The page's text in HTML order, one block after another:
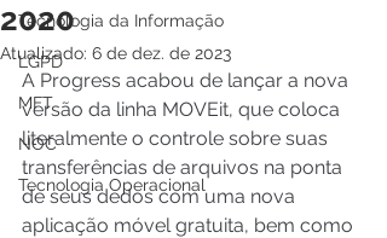
Tecnologia da Informação
LGPD
MFT
NOC
Tecnologia Operacional
2020
Atualizado: 6 de dez. de 2023
A Progress acabou de lançar a nova
versão da linha MOVEit, que coloca
literalmente o controle sobre suas
transferências de arquivos na ponta
de seus dedos com uma nova
aplicação móvel gratuita, bem como